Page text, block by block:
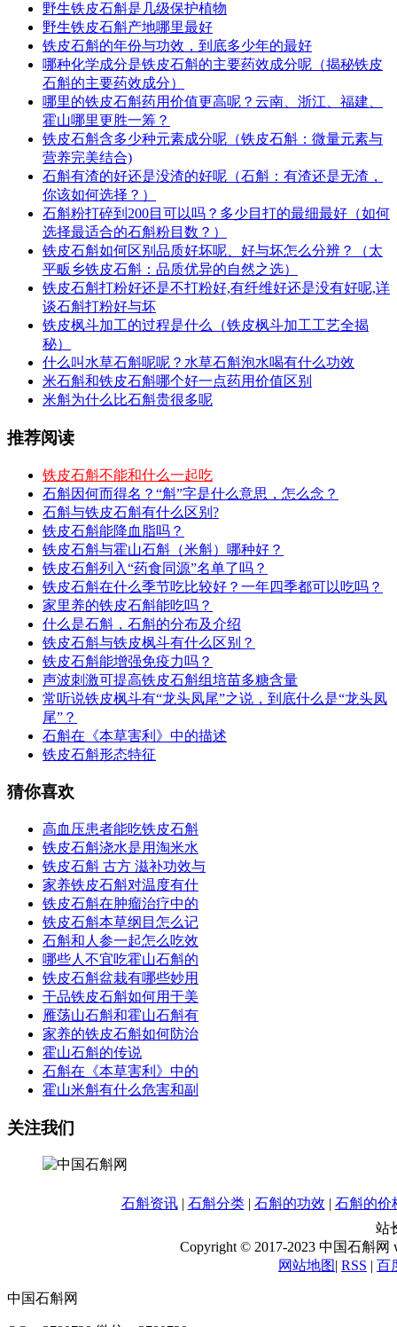
野生铁皮石斛是几级保护植物
野生铁皮石斛产地哪里最好
铁皮石斛的年份与功效，到底多少年的最好
哪种化学成分是铁皮石斛的主要药效成分呢（揭秘铁皮
石斛的主要药效成分）
哪里的铁皮石斛药用价值更高呢？云南、浙江、福建、
霍山哪里更胜一筹？
铁皮石斛含多少种元素成分呢（铁皮石斛：微量元素与
营养完美结合)
石斛有渣的好还是没渣的好呢（石斛：有渣还是无渣，
你该如何选择？）
石斛粉打碎到200目可以吗？多少目打的最细最好（如何
选择最适合的石斛粉目数？）
铁皮石斛如何区别品质好坏呢、好与坏怎么分辨？（太
平畈乡铁皮石斛：品质优异的自然之选）
铁皮石斛打粉好还是不打粉好,有纤维好还是没有好呢,详
谈石斛打粉好与坏
铁皮枫斗加工的过程是什么（铁皮枫斗加工工艺全揭
秘）
什么叫水草石斛呢呢？水草石斛泡水喝有什么功效
米石斛和铁皮石斛哪个好一点药用价值区别
米斛为什么比石斛贵很多呢
推荐阅读
铁皮石斛不能和什么一起吃
石斛因何而得名？“斛”字是什么意思，怎么念？
石斛与铁皮石斛有什么区别?
铁皮石斛能降血脂吗？
铁皮石斛与霍山石斛（米斛）哪种好？
铁皮石斛列入“药食同源”名单了吗？
铁皮石斛在什么季节吃比较好？一年四季都可以吃吗？
家里养的铁皮石斛能吃吗？
什么是石斛，石斛的分布及介绍
铁皮石斛与铁皮枫斗有什么区别？
铁皮石斛能增强免疫力吗？
声波刺激可提高铁皮石斛组培苗多糖含量
常听说铁皮枫斗有“龙头凤尾”之说，到底什么是“龙头凤
尾”？
石斛在《本草害利》中的描述
铁皮石斛形态特征
猜你喜欢
高血压患者能吃铁皮石斛
铁皮石斛浇水是用淘米水
铁皮石斛 古方 滋补功效与
家养铁皮石斛对温度有什
铁皮石斛在肿瘤治疗中的
铁皮石斛本草纲目怎么记
石斛和人参一起怎么吃效
哪些人不宜吃霍山石斛的
铁皮石斛盆栽有哪些妙用
干品铁皮石斛如何用于美
雁荡山石斛和霍山石斛有
家养的铁皮石斛如何防治
霍山石斛的传说
石斛在《本草害利》中的
霍山米斛有什么危害和副
关注我们
石斛资讯| 石斛分类| 石斛的功效 | 石斛的价
站
Copyright © 2017-2023 中国石斛网
网站地图| RSS | 百
中国石斛网